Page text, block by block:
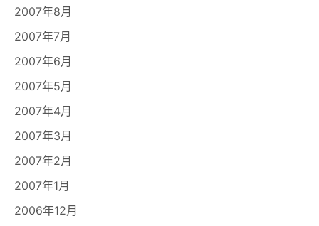
2007年8月
2007年7月
2007年6月
2007年5月
2007年4月
2007年3月
2007年2月
2007年1月
2006年12月